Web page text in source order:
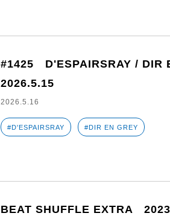
#1425 D'ESPAIRSRAY / DIR
2026.5.15
2026.5.16
#D'ESPAIRSRAY #DIR EN GREY
BEAT SHUFFLE EXTRA